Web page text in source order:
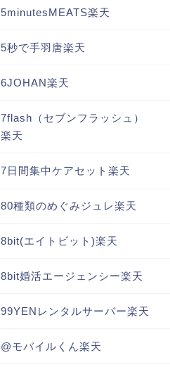
5minutesMEATS楽天
5秒で手羽唐楽天
6JOHAN楽天
7flash（セブンフラッシュ）
楽天
7日間集中ケアセット楽天
80種類のめぐみジュレ楽天
8bit(エイトビット)楽天
8bit婚活エージェンシー楽天
99YENレンタルサーバー楽天
@モバイルくん楽天